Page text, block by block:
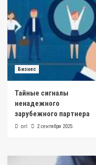
Бизнес
Тайные сигналы
ненадежного
зарубежного партнера
ori 2 сентября 2025